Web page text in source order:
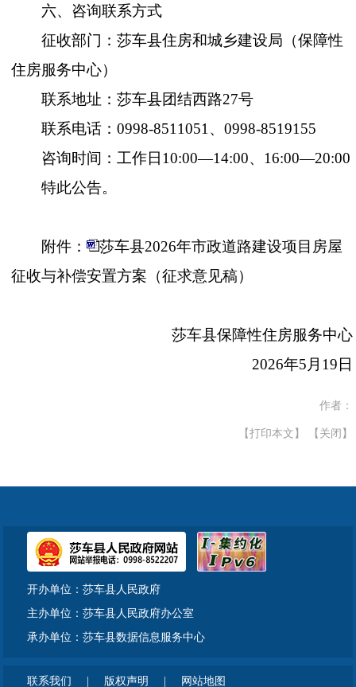
六、咨询联系方式
征收部门：莎车县住房和城乡建设局（保障性
住房服务中心）
联系地址： 莎车县团结西路27号
联系电话： 0998-8511051 、 0998-8519155
咨询时间：工作日 10:00—14:00、 16:00—20:00
特此公告。
附件：
莎车县2026年市政道路建设项目房屋
征收与补偿安置方案（征求意见稿）
莎车县保障性住房服务中心
2026年5 月 19 日
作者：
【打印本文】 【关闭】
开办单位：莎车县人民政府
主办单位：莎车县人民政府办公室
承办单位：莎车县数据信息服务中心
联系我们 版权声明 网站地图